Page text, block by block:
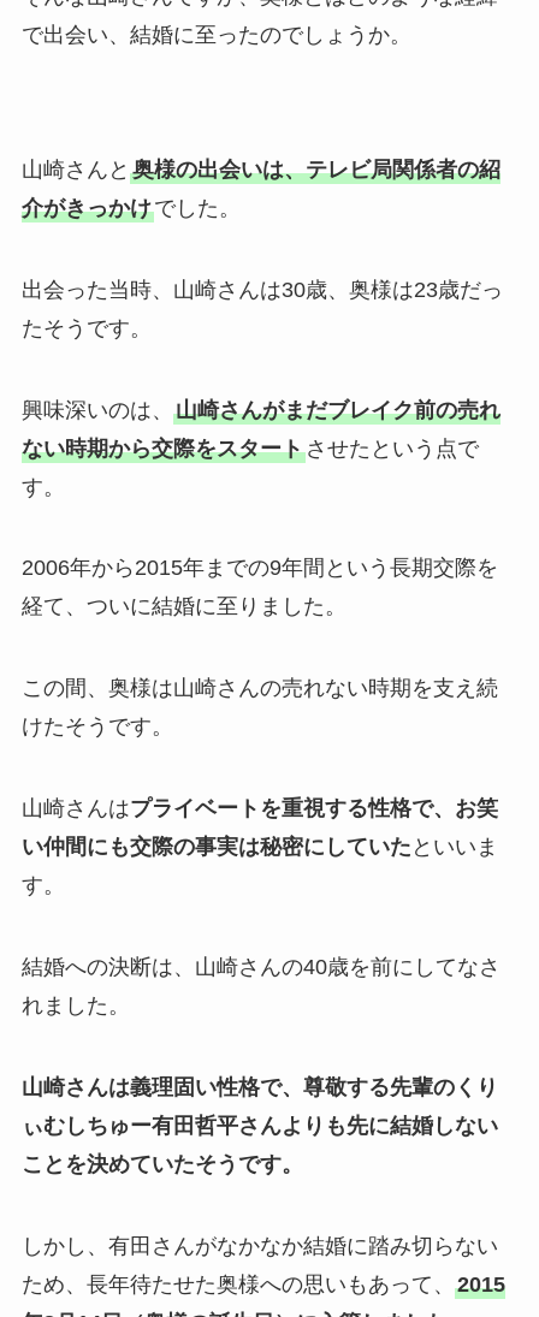
で出会い、結婚に至ったのでしょうか。
山崎さんと 奥様の出会いは、テレビ局関係者の紹
介がきっかけでした。
出会った当時、山崎さんは30歳、奥様は23歳だっ
たそうです。
興味深いのは、 山崎さんがまだブレイク前の売れ
ない時期から交際をスタートさせたという点で
す。
2006年から2015年までの9年間という長期交際を
経て、ついに結婚に至りました。
この間、奥様は山崎さんの売れない時期を支え続
けたそうです。
山崎さんはプライベートを重視する性格で、お笑
い仲間にも交際の事実は秘密にしていた といいま
す。
結婚への決断は、山崎さんの40歳を前にしてなさ
れました。
山崎さんは義理固い性格で、尊敬する先輩のくり
ぃむしちゅー有田哲平さんよりも先に結婚しない
ことを決めていたそうです。
しかし、有田さんがなかなか結婚に踏み切らない
ため、長年待たせた奥様への思いもあって、 2015